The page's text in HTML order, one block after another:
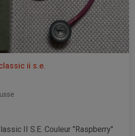
ii s.e.
II S.E. Couleur "Raspberry"